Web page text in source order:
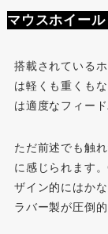
マウスホイール
搭載されている
は軽くも重くも
は適度なフィー
ただ前述でも触
に感じられます
ザイン的にはか
ラバー製が圧倒